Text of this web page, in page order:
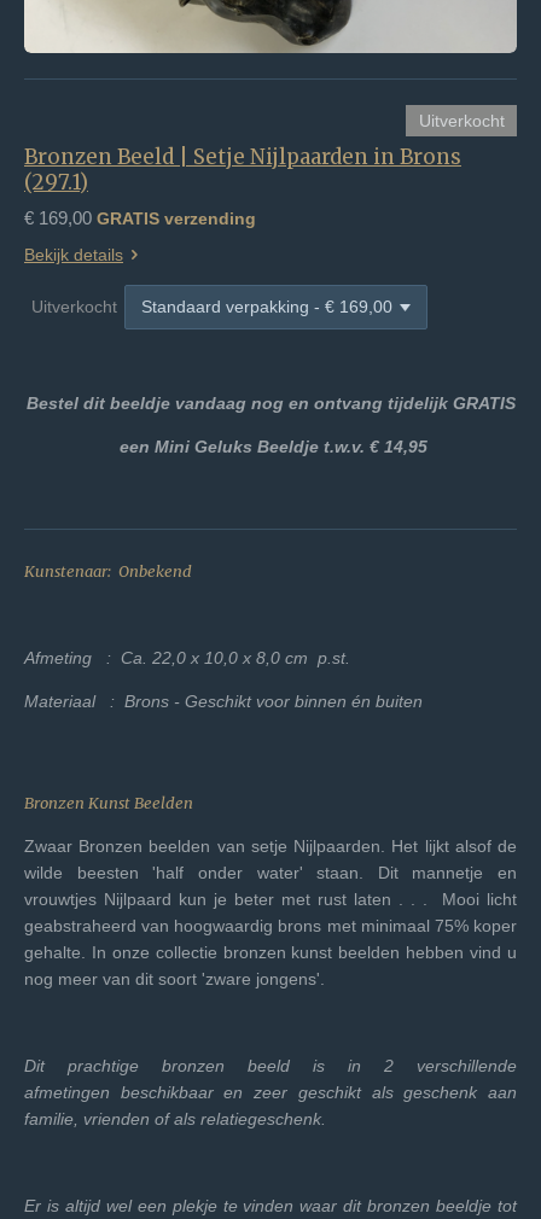
Uitverkocht
Bronzen Beeld | Setje Nijlpaarden in Brons
(297.1)
€ 169,00 GRATIS verzending
Bekijk details
Uitverkocht
Bestel dit beeldje vandaag nog en ontvang tijdelijk GRATIS
een Mini Geluks Beeldje t.w.v. € 14,95
Kunstenaar: Onbekend
Afmeting : Ca. 22,0 x 10,0 x 8,0 cm p.st.
Materiaal : Brons - Geschikt voor binnen én buiten
Bronzen Kunst Beelden
Zwaar Bronzen beelden van setje Nijlpaarden. Het lijkt alsof de
wilde beesten 'half onder water' staan. Dit mannetje en
vrouwtjes Nijlpaard kun je beter met rust laten . . . Mooi licht
geabstraheerd van hoogwaardig brons met minimaal 75% koper
gehalte. In onze collectie bronzen kunst beelden hebben vind u
nog meer van dit soort 'zware jongens'.
Dit prachtige bronzen beeld is in 2 verschillende
afmetingen beschikbaar en zeer geschikt als geschenk aan
familie, vrienden of als relatiegeschenk.
Er is altijd wel een plekje te vinden waar dit bronzen beeldje tot